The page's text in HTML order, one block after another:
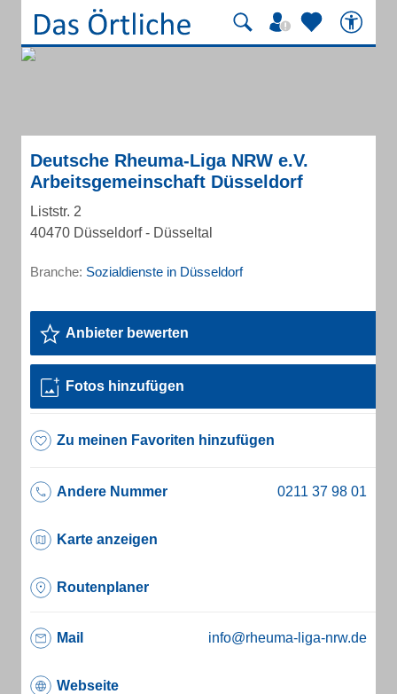
Deutsche Rheuma-Liga NRW e.V.
Arbeitsgemeinschaft Düsseldorf
Liststr. 2
40470 Düsseldorf - Düsseltal
Branche: Sozialdienste in Düsseldorf
Anbieter bewerten
Fotos hinzufügen
Zu meinen Favoriten hinzufügen
Andere Nummer
Karte anzeigen
Routenplaner
Mail info@rheuma-liga-nrw.de
Webseite